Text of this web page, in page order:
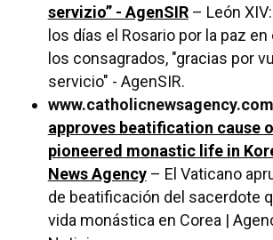
servizio” - AgenSIR– León
los días el Rosario por la paz en
los consagrados, "gracias por
servicio" - AgenSIR.
www.catholicnewsagency.com
approves beatification cause
pioneered monastic life in
News Agency– El Vaticano
de beatificación del sacerdote
vida monástica en Corea |